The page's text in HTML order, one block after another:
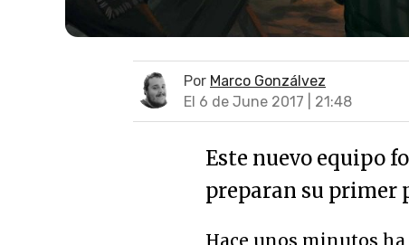
Por Marco Gonzálvez
El 6 de June 2017 | 21:48
Este nuevo equipo
preparan su primer
Hace unos minutos